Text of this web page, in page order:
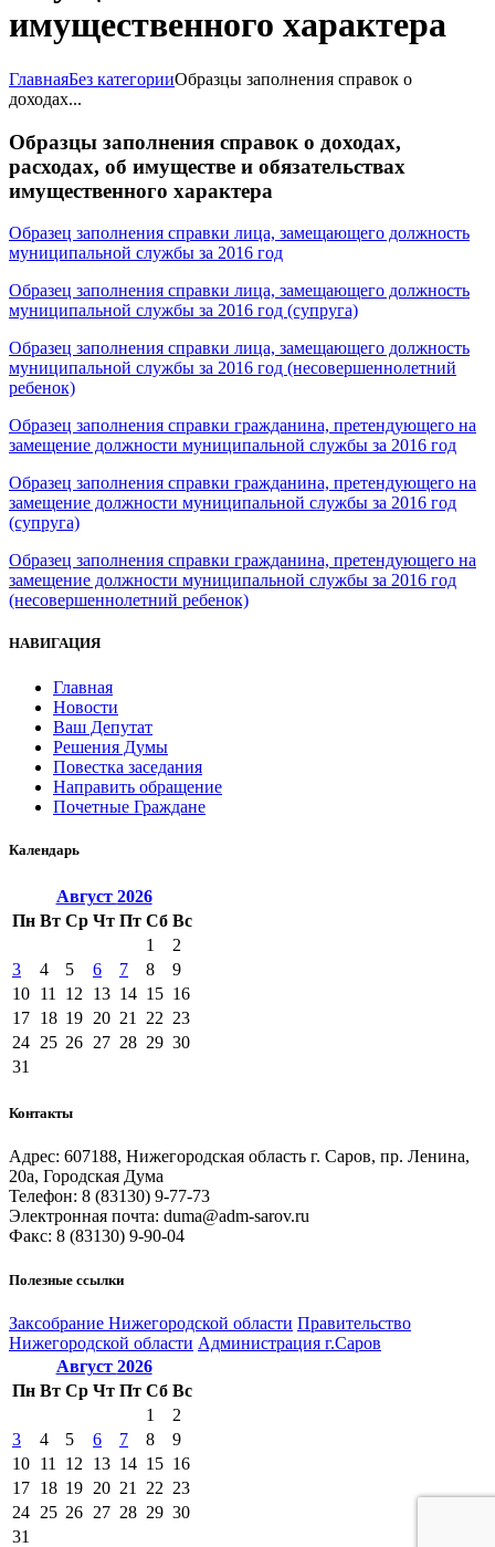
имущественного характера
ГлавнаяБез категорииОбразцы заполнения справок о
доходах...
Образцы заполнения справок о доходах,
расходах, об имуществе и обязательствах
имущественного характера
Образец заполнения справки лица, замещающего должность
муниципальной службы за 2016 год
Образец заполнения справки лица, замещающего должность
муниципальной службы за 2016 год (супруга)
Образец заполнения справки лица, замещающего должность
муниципальной службы за 2016 год (несовершеннолетний
ребенок)
Образец заполнения справки гражданина, претендующего на
замещение должности муниципальной службы за 2016 год
Образец заполнения справки гражданина, претендующего на
замещение должности муниципальной службы за 2016 год
(супруга)
Образец заполнения справки гражданина, претендующего на
замещение должности муниципальной службы за 2016 год
(несовершеннолетний ребенок)
НАВИГАЦИЯ
Главная
Новости
Ваш Депутат
Решения Думы
Повестка заседания
Направить обращение
Почетные Граждане
Календарь
Август 2026
Пн Вт Ср Чт Пт Сб Вс
1
2
3
4 5 6 7 8
9
10 11 12 13 14 15 16
17 18 19 20 21 22 23
24 25 26 27 28 29 30
31
Контакты
Адрес: 607188, Нижегородская область г. Саров, пр. Ленина,
20а, Городская Дума
Телефон: 8 (83130) 9-77-73
Электронная почта: duma@adm-sarov.ru
Факс: 8 (83130) 9-90-04
Полезные ссылки
Закcобрание Нижегородской области Правительство
Нижегородской области Администрация г.Саров
Август 2026
Пн Вт Ср Чт Пт Сб Вс
1
2
3
4 5 6 7 8
9
10 11 12 13 14 15 16
17 18 19 20 21 22 23
24 25 26 27 28 29 30
31